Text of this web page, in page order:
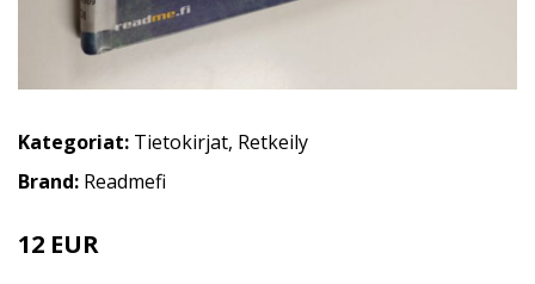
Kategoriat: Tietokirjat, Retkeily
Brand: Readmefi
12 EUR